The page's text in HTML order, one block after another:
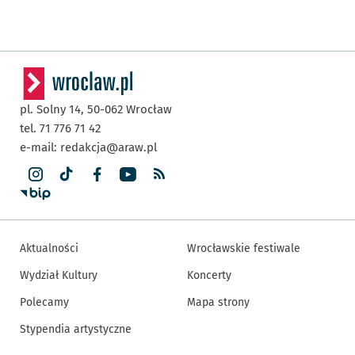
pl. Solny 14, 50-062 Wrocław
tel. 71 776 71 42
e-mail: redakcja@araw.pl
Aktualności
Wydział Kultury
Polecamy
Stypendia artystyczne
Wrocławskie festiwale
Koncerty
Mapa strony